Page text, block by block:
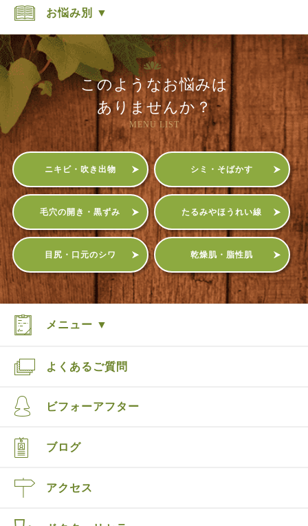
お悩み別 ▼
このようなお悩みは
ありませんか？
MENU LIST
ニキビ・吹き出物 シミ・そばかす
毛穴の開き・黒ずみ たるみやほうれい線
目尻・口元のシワ 乾燥肌・脂性肌
メニュー ▼
よくあるご質問
ビフォーアフター
ブログ
アクセス